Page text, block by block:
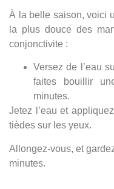
À la belle saison, voici
la plus douce des
conjonctivite :
Versez de l’eau
faites bouillir
minutes.
Jetez l’eau et
tièdes sur les yeux.
Allongez-vous, et
minutes.